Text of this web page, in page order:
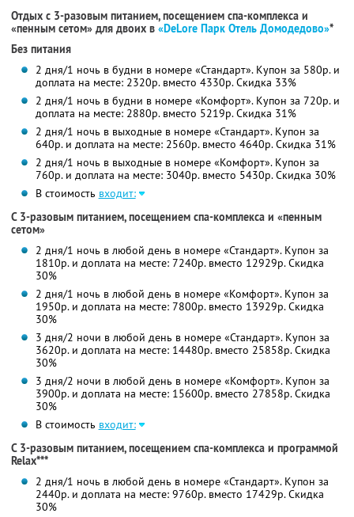
Отдых с 3-разовым питанием, посещением спа-комплекса и
«пенным сетом» для двоих в «DeLore Парк Отель Домодедово»*
Без питания
2 дня/1 ночь в будни в номере «Стандарт». Купон за 580р. и
доплата на месте: 2320р. вместо 4330р. Скидка 33%
2 дня/1 ночь в будни в номере «Комфорт». Купон за 720р. и
доплата на месте: 2880р. вместо 5219р. Скидка 31%
2 дня/1 ночь в выходные в номере «Стандарт». Купон за
640р. и доплата на месте: 2560р. вместо 4640р. Скидка 31%
2 дня/1 ночь в выходные в номере «Комфорт». Купон за
760р. и доплата на месте: 3040р. вместо 5430р. Скидка 30%
В стоимость входит:
С 3-разовым питанием, посещением спа-комплекса и «пенным
сетом»
2 дня/1 ночь в любой день в номере «Стандарт». Купон за
1810р. и доплата на месте: 7240р. вместо 12929р. Скидка
30%
2 дня/1 ночь в любой день в номере «Комфорт». Купон за
1950р. и доплата на месте: 7800р. вместо 13929р. Скидка
30%
3 дня/2 ночи в любой день в номере «Стандарт». Купон за
3620р. и доплата на месте: 14480р. вместо 25858р. Скидка
30%
3 дня/2 ночи в любой день в номере «Комфорт». Купон за
3900р. и доплата на месте: 15600р. вместо 27858р. Скидка
30%
В стоимость входит:
С 3-разовым питанием, посещением спа-комплекса и программой
Relax***
2 дня/1 ночь в любой день в номере «Стандарт». Купон за
2440р. и доплата на месте: 9760р. вместо 17429р. Скидка
30%